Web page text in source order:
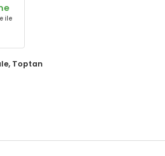
ile
, Toptan